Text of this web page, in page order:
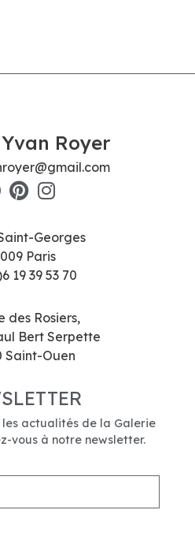
Royer
Georges
Paris
19 39 53 70
des Rosiers,
Bert Serpette
Saint-Ouen
les actualités de la Galerie
vous à notre newsletter.